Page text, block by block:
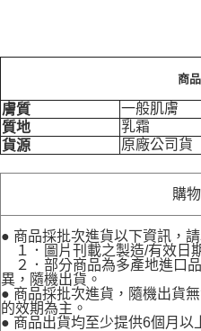
商
膚質
一般肌膚
質地
乳霜
貨源
原廠公司貨
購
● 商品採批次進貨以下資訊，
１．圖片刊載之製造/有效日
２．部分商品為多產地進口
異，隨機出貨。
● 商品採批次進貨，隨機出貨
的效期為主。
● 商品出貨均至少提供6個月以